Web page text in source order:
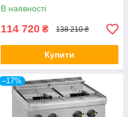
В наявності
114 720 ₴ 138 210 ₴
Купити
–17%